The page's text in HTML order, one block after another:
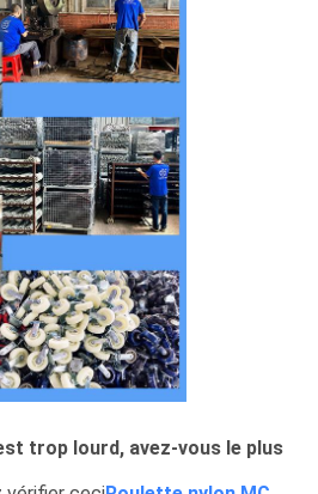
trop lourd, avez-vous le plus